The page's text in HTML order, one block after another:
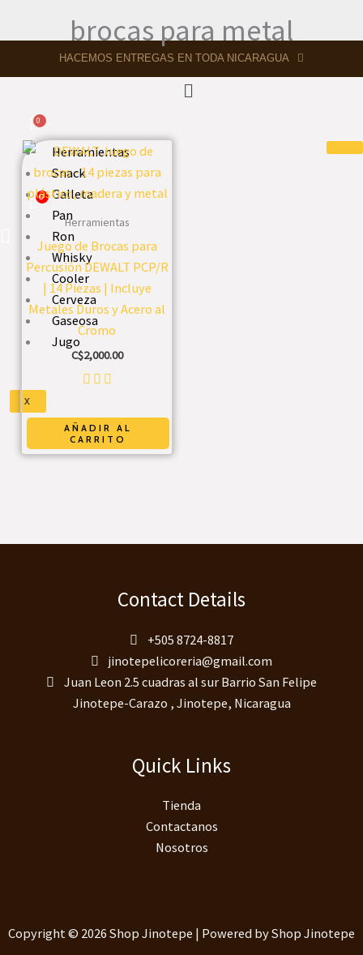
HACEMOS ENTREGAS EN TODA NICARAGUA
Menú
Herramientas
Snack
Galleta
Pan
Ron
Whisky
Cooler
Cerveza
Gaseosa
Jugo
X
brocas para metal
Herramientas
Juego de Brocas para
Percusión DEWALT PCP/R
| 14 Piezas | Incluye
Metales Duros y Acero al
Cromo
C$2,000.00
AÑADIR AL
CARRITO
Contact Details
+505 8724-8817
jinotepelicoreria@gmail.com
Juan Leon 2.5 cuadras al sur Barrio San Felipe
Jinotepe-Carazo , Jinotepe, Nicaragua
Quick Links
Tienda
Contactanos
Nosotros
Copyright © 2026 Shop Jinotepe | Powered by Shop Jinotepe